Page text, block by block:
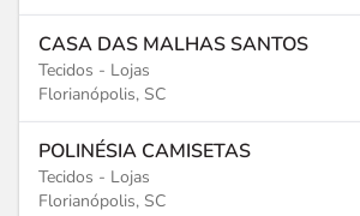
CASA DAS MALHAS SANTOS
Tecidos - Lojas
Florianópolis, SC
POLINÉSIA CAMISETAS
Tecidos - Lojas
Florianópolis, SC